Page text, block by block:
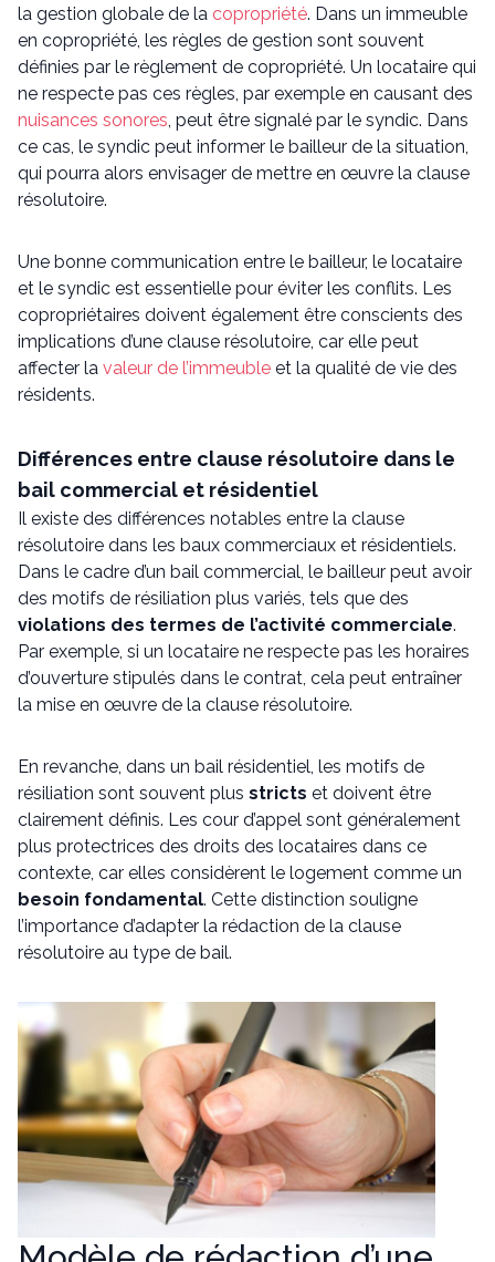
la gestion globale de la copropriété. Dans un immeuble
en copropriété, les règles de gestion sont souvent
définies par le règlement de copropriété. Un locataire qui
ne respecte pas ces règles, par exemple en causant des
nuisances sonores, peut être signalé par le syndic. Dans
ce cas, le syndic peut informer le bailleur de la situation,
qui pourra alors envisager de mettre en œuvre la clause
résolutoire.
Une bonne communication entre le bailleur, le locataire
et le syndic est essentielle pour éviter les conflits. Les
copropriétaires doivent également être conscients des
implications d’une clause résolutoire, car elle peut
affecter la valeur de l’immeuble et la qualité de vie des
résidents.
Différences entre clause résolutoire dans le
bail commercial et résidentiel
Il existe des différences notables entre la clause
résolutoire dans les baux commerciaux et résidentiels.
Dans le cadre d’un bail commercial, le bailleur peut avoir
des motifs de résiliation plus variés, tels que des
violations des termes de l’activité commerciale.
Par exemple, si un locataire ne respecte pas les horaires
d’ouverture stipulés dans le contrat, cela peut entraîner
la mise en œuvre de la clause résolutoire.
En revanche, dans un bail résidentiel, les motifs de
résiliation sont souvent plus stricts et doivent être
clairement définis. Les cour d’appel sont généralement
plus protectrices des droits des locataires dans ce
contexte, car elles considèrent le logement comme un
besoin fondamental. Cette distinction souligne
l’importance d’adapter la rédaction de la clause
résolutoire au type de bail.